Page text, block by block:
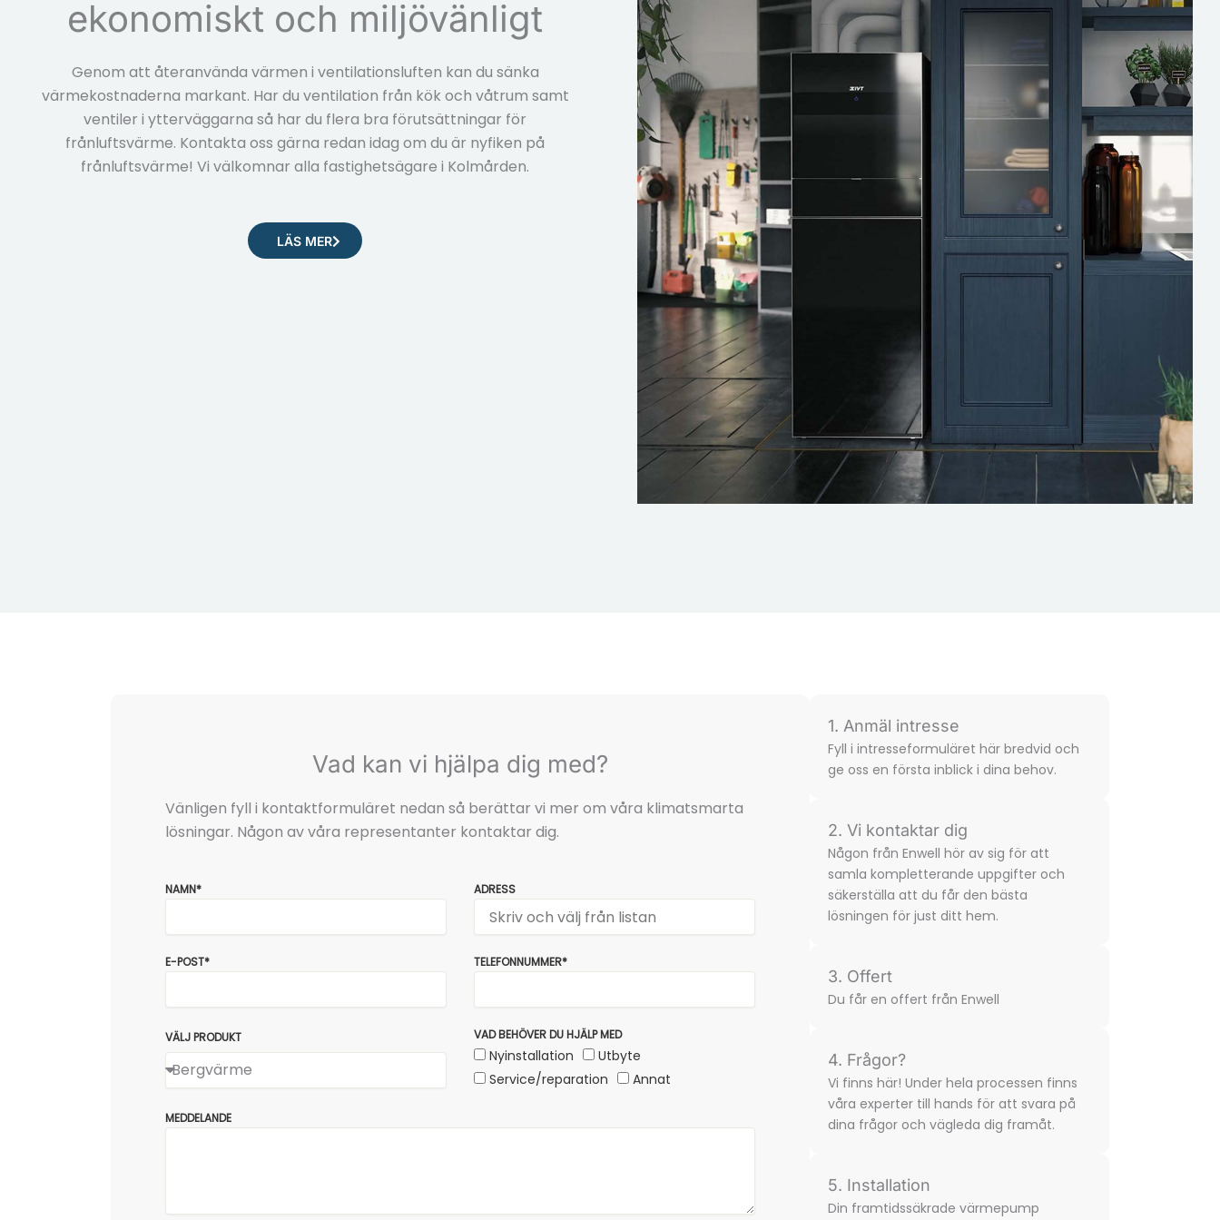
ekonomiskt och miljövänligt
Genom att återanvända värmen i ventilationsluften kan du sänka
värmekostnaderna markant. Har du ventilation från kök och våtrum samt
ventiler i ytterväggarna så har du flera bra förutsättningar för
frånluftsvärme. Kontakta oss gärna redan idag om du är nyfiken på
frånluftsvärme! Vi välkomnar alla fastighetsägare i Kolmården.
LÄS MER
Vad kan vi hjälpa dig med?
Vänligen fyll i kontaktformuläret nedan så berättar vi mer om våra klimatsmarta
lösningar. Någon av våra representanter kontaktar dig.
NAMN* ADRESS
E-POST* TELEFONNUMMER*
VÄLJ PRODUKT VAD BEHÖVER DU HJÄLP MED
Nyinstallation
Utbyte
Service/reparation
Annat
MEDDELANDE
1. Anmäl intresse
Fyll i intresse­formuläret här bredvid och
ge oss en första inblick i dina behov.
2. Vi kontaktar dig
Någon från Enwell hör av sig för att
samla komplette­rande uppgifter och
säkerställa att du får den bästa
lösningen för just ditt hem.
3. Offert
Du får en offert från Enwell
4. Frågor?
Vi finns här! Under hela processen finns
våra experter till hands för att svara på
dina frågor och vägleda dig framåt.
5. Installation
Din framtidssäkrade värmepump